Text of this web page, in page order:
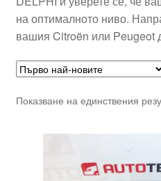
на оптималното ниво.
вашия Citroën или Peugeot
Показване на единствения